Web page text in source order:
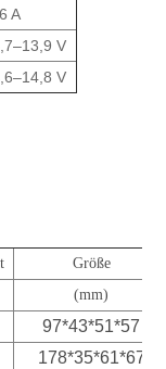
A
V
V
Größe
(mm)
97*43*51*57
178*35*61*67